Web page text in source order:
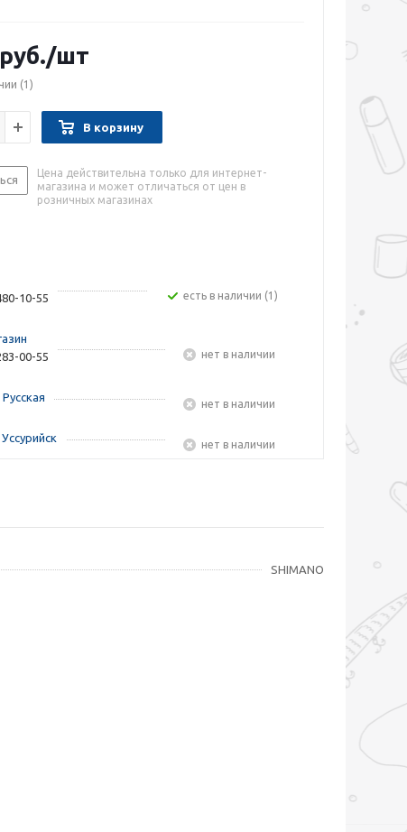
/шт
(1)
В корзину
Цена действительна только для интернет-
магазина и может отличаться от цен в
розничных магазинах
10-55
Есть в наличии (1)
00-55
Нет в наличии
Нет в наличии
Нет в наличии
SHIMANO